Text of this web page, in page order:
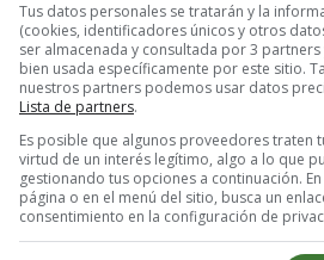
primer año?:
vegetales, ya que contiene azúcar
caries y diabetes. Evitar hasta
bacteria que se ingiere a través de
procesadas.
Tus datos personales se tratarán y la
(cookies, identificadores únicos y otros
ser almacenada y consultada por 3
bien usada específicamente por este sitio.
nuestros partners podemos usar datos
Lista de partners.
Es posible que algunos proveedores traten
virtud de un interés legítimo, algo a lo que
gestionando tus opciones a continuación.
página o en el menú del sitio, busca un
consentimiento en la configuración de